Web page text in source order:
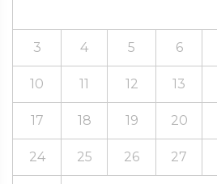
3 4 5 6
10 11 12 13
17 18 19 20
24 25 26 27